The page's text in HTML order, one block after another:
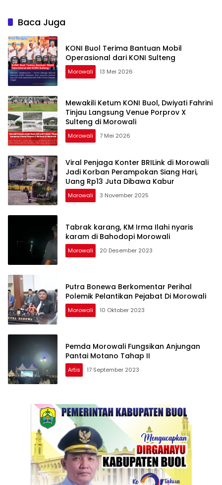
Baca Juga
KONI Buol Terima Bantuan Mobil
Operasional dari KONI Sulteng
Morowali 13 Mei 2026
Mewakili Ketum KONI Buol, Dwiyati Fahrini
Tinjau Langsung Venue Porprov X
Sulteng di Morowali
Morowali 7 Mei 2026
Viral Penjaga Konter BRILink di Morowali
Jadi Korban Perampokan Siang Hari,
Uang Rp13 Juta Dibawa Kabur
Morowali 3 November 2025
Tabrak karang, KM Irma Ilahi nyaris
karam di Bahodopi Morowali
Morowali 20 Desember 2023
Putra Bonewa Berkomentar Perihal
Polemik Pelantikan Pejabat Di Morowali
Morowali 10 Oktober 2023
Pemda Morowali Fungsikan Anjungan
Pantai Motano Tahap II
Artis 17 September 2023